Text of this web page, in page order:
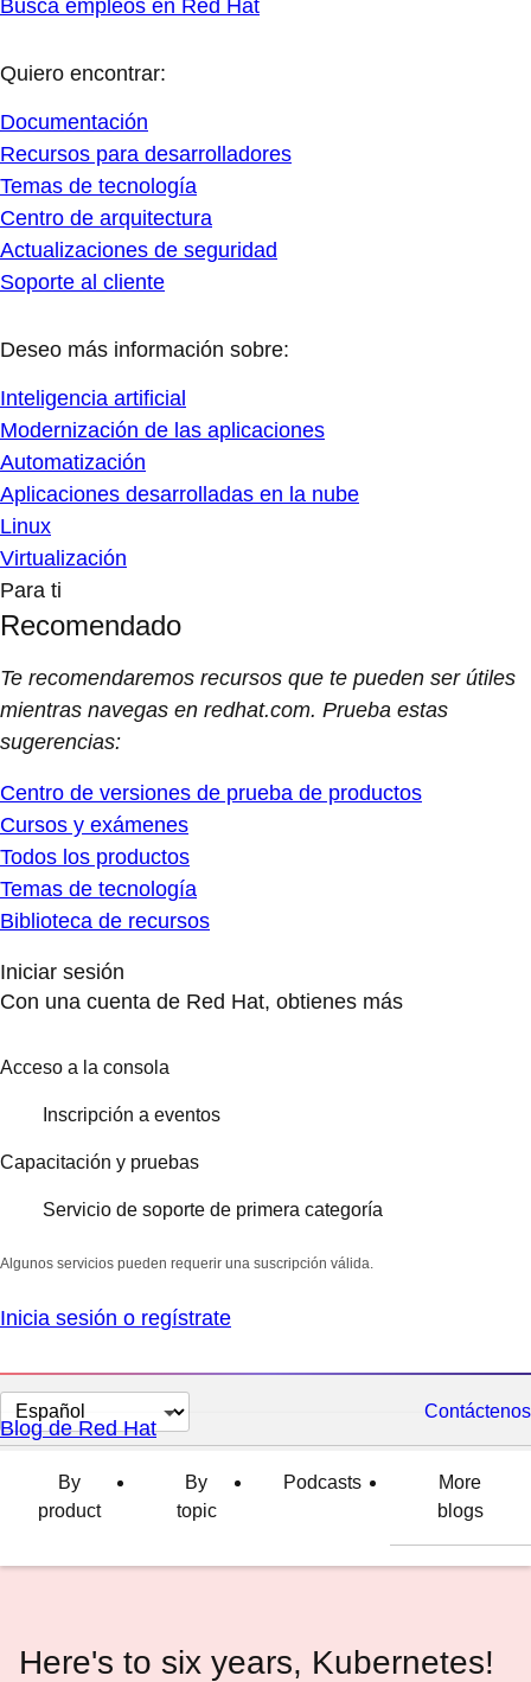
Busca empleos en Red Hat
Quiero encontrar:
Documentación
Recursos para desarrolladores
Temas de tecnología
Centro de arquitectura
Actualizaciones de seguridad
Soporte al cliente
Deseo más información sobre:
Inteligencia artificial
Modernización de las aplicaciones
Automatización
Aplicaciones desarrolladas en la nube
Linux
Virtualización
Para ti
Recomendado
Te recomendaremos recursos que te pueden ser útiles
mientras navegas en redhat.com. Prueba estas
sugerencias:
Centro de versiones de prueba de productos
Cursos y exámenes
Todos los productos
Temas de tecnología
Biblioteca de recursos
Iniciar sesión
Con una cuenta de Red Hat, obtienes más
Acceso a la consola
Inscripción a eventos
Capacitación y pruebas
Servicio de soporte de primera categoría
Algunos servicios pueden requerir una suscripción válida.
Inicia sesión o regístrate
Cambiar
el
idioma
Contáctenos
Blog de Red Hat
By
product
By
topic
Podcasts
More
blogs
Here's to six years, Kubernetes!